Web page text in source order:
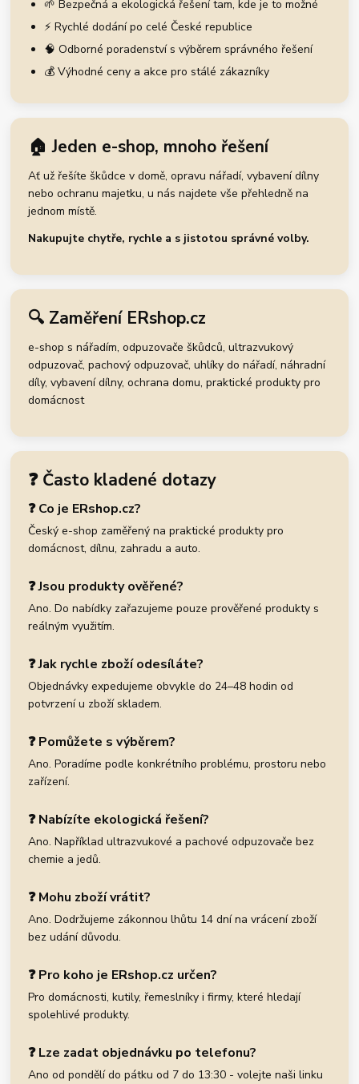
🌱 Bezpečná a ekologická řešení tam, kde je to možné
⚡ Rychlé dodání po celé České republice
🧠 Odborné poradenství s výběrem správného řešení
💰 Výhodné ceny a akce pro stálé zákazníky
🏠 Jeden e-shop, mnoho řešení
Ať už řešíte škůdce v domě, opravu nářadí, vybavení dílny
nebo ochranu majetku, u nás najdete vše přehledně na
jednom místě.
Nakupujte chytře, rychle a s jistotou správné volby.
🔍 Zaměření ERshop.cz
e-shop s nářadím, odpuzovače škůdců, ultrazvukový
odpuzovač, pachový odpuzovač, uhlíky do nářadí, náhradní
díly, vybavení dílny, ochrana domu, praktické produkty pro
domácnost
❓ Často kladené dotazy
❓ Co je ERshop.cz?
Český e-shop zaměřený na praktické produkty pro
domácnost, dílnu, zahradu a auto.
❓ Jsou produkty ověřené?
Ano. Do nabídky zařazujeme pouze prověřené produkty s
reálným využitím.
❓ Jak rychle zboží odesíláte?
Objednávky expedujeme obvykle do 24–48 hodin od
potvrzení u zboží skladem.
❓ Pomůžete s výběrem?
Ano. Poradíme podle konkrétního problému, prostoru nebo
zařízení.
❓ Nabízíte ekologická řešení?
Ano. Například ultrazvukové a pachové odpuzovače bez
chemie a jedů.
❓ Mohu zboží vrátit?
Ano. Dodržujeme zákonnou lhůtu 14 dní na vrácení zboží
bez udání důvodu.
❓ Pro koho je ERshop.cz určen?
Pro domácnosti, kutily, řemeslníky i firmy, které hledají
spolehlivé produkty.
❓ Lze zadat objednávku po telefonu?
Ano od pondělí do pátku od 7 do 13:30 - volejte naši linku